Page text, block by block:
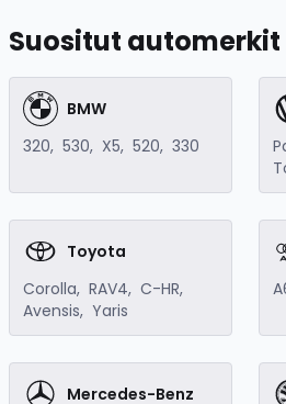
Suositut automerkit
BMW
320, 530, X5, 520, 330
Toyota
Corolla, RAV4, C-HR,
Avensis, Yaris
Mercedes-Benz